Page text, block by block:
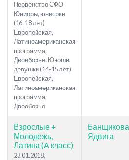
Первенство СФО
Юниоры, юниорки
(16-18 лет)
Европейская,
Латиноамериканская
программа,
Двоеборье. Юноши,
девушки (14-15 лет)
Европейская,
Латиноамериканская
программа,
Двоеборье
Взрослые +
Молодежь,
Латина (A класс)
28.01.2018,
Банщикова
Ядвига